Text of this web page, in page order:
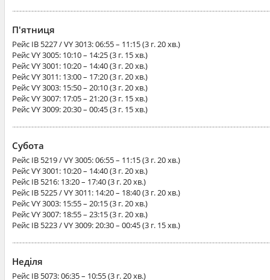
П'ятниця
Рейс IB 5227 / VY 3013: 06:55 – 11:15 (3 г. 20 хв.)
РейсVY 3005: 10:10 – 14:25 (3 г. 15 хв.)
РейсVY 3001: 10:20 – 14:40 (3 г. 20 хв.)
РейсVY 3011: 13:00 – 17:20 (3 г. 20 хв.)
РейсVY 3003: 15:50 – 20:10 (3 г. 20 хв.)
РейсVY 3007: 17:05 – 21:20 (3 г. 15 хв.)
РейсVY 3009: 20:30 – 00:45 (3 г. 15 хв.)
Субота
Рейс IB 5219 / VY 3005: 06:55 – 11:15 (3 г. 20 хв.)
РейсVY 3001: 10:20 – 14:40 (3 г. 20 хв.)
Рейс IB 5216: 13:20 – 17:40 (3 г. 20 хв.)
Рейс IB 5225 / VY 3011: 14:20 – 18:40 (3 г. 20 хв.)
РейсVY 3003: 15:55 – 20:15 (3 г. 20 хв.)
РейсVY 3007: 18:55 – 23:15 (3 г. 20 хв.)
Рейс IB 5223 / VY 3009: 20:30 – 00:45 (3 г. 15 хв.)
Неділя
Рейс IB 5073: 06:35 – 10:55 (3 г. 20 хв.)